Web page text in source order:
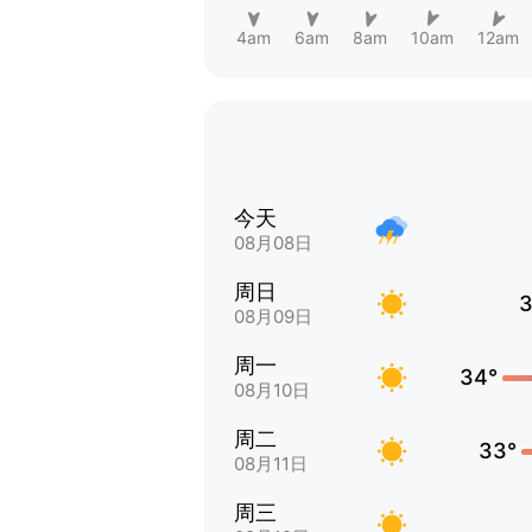
4am 6am 8am 10am 12am
今天
08月08日
周日
08月09日
周一
08月10日
34°
周二
08月11日
33°
周三